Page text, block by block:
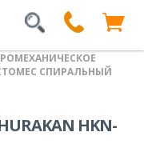
СПИРАЛЬНЫЙ
HKN-